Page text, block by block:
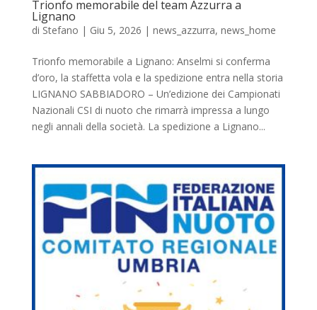
Trionfo memorabile del team Azzurra a
Lignano
di Stefano | Giu 5, 2026 | news_azzurra, news_home
Trionfo memorabile a Lignano: Anselmi si conferma
d’oro, la staffetta vola e la spedizione entra nella storia
LIGNANO SABBIADORO – Un’edizione dei Campionati
Nazionali CSI di nuoto che rimarrà impressa a lungo
negli annali della società. La spedizione a Lignano...